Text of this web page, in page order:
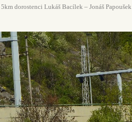
Lukáš Bacílek – Jonáš Papoušek